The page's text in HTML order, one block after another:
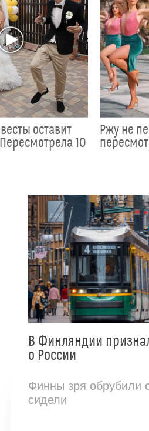
оставит
10
Ржу не
В Финляндии
о России
Финны зря обрубили
сидели